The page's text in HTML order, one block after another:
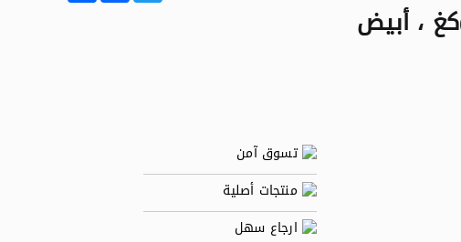
تسوق آمن
منتجات أصلية
ارجاع سهل